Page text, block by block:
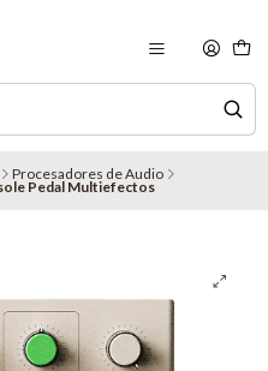
Procesadores de Audio
Pedal Multiefectos